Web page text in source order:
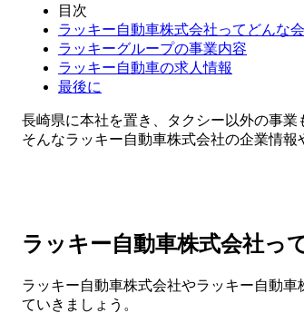
目次
ラッキー自動車株式会社ってどんな
ラッキーグループの事業内容
ラッキー自動車の求人情報
最後に
長崎県に本社を置き、タクシー以外の事業
そんなラッキー自動車株式会社の企業情報
ラッキー自動車株式会社っ
ラッキー自動車株式会社やラッキー自動
ていきましょう。